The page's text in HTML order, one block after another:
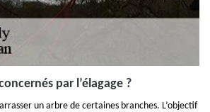
par l’élagage ?
un arbre de certaines branches. L’objectif